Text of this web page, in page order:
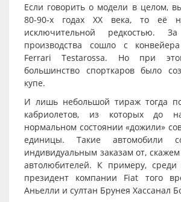
Если говорить о модели в целом,
80-90-х годах ХХ века, то её
исключительной редкостью.
производства сошло с
Ferrari Testarossa. Но при
большинство спорткаров было
купе.
И лишь небольшой тираж тогда
кабриолетов, из которых до
нормальном состоянии «дожили»
единицы. Такие автомобили
индивидуальным заказам от,
автолюбителей. К примеру, среди
президент компании Fiat того
Аньелли и султан Брунея Хассанал